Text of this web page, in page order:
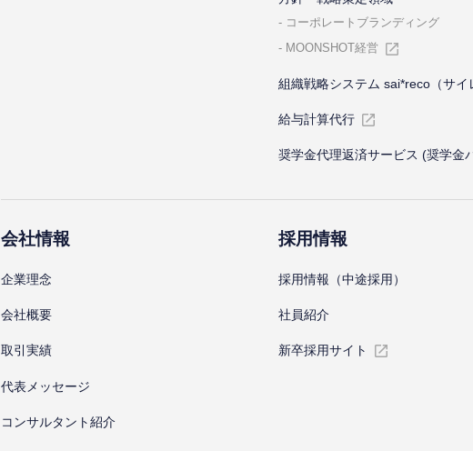
コーポレートブランディング
MOONSHOT経営
組織戦略システム sai*reco（サイ
給与計算代⾏
奨学金代理返済サービス (奨学金
会社情報
企業理念
会社概要
取引実績
代表メッセージ
コンサルタント紹介
採⽤情報
採⽤情報（中途採⽤）
社員紹介
新卒採⽤サイト